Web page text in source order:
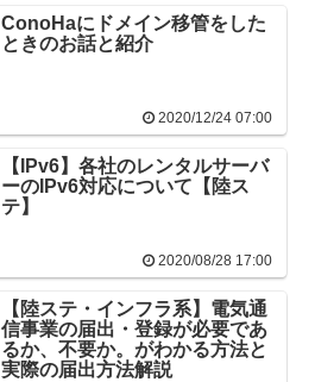
ConoHaにドメイン移管をした
ときのお話と紹介
2020/12/24 07:00
【IPv6】各社のレンタルサーバ
ーのIPv6対応について【陸ス
テ】
2020/08/28 17:00
【陸ステ・インフラ系】電気通
信事業の届出・登録が必要であ
るか、不要か。がわかる方法と
実際の届出方法解説